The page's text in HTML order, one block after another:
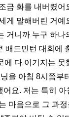
금 화를 내버렸
게 말해버린 거
거니까 누구 하
배드민턴 대회에
에 다 이기지는
을 아침 8시쯤부
요. 저는 특히
마음으로 그 과